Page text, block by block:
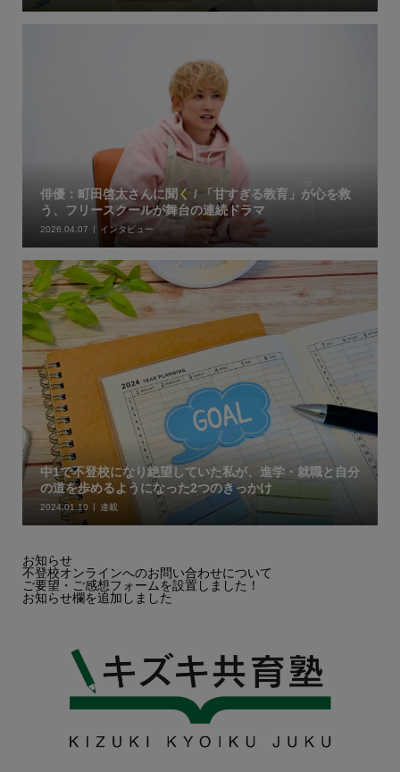
俳優：町田啓太さんに聞く / 「甘すぎる教育」が心を救
う、フリースクールが舞台の連続ドラマ
2026.04.07 インタビュー
中1で不登校になり絶望していた私が、進学・就職と自分
の道を歩めるようになった2つのきっかけ
2024.01.10 連載
お知らせ
不登校オンラインへのお問い合わせについて
ご要望・ご感想フォームを設置しました！
お知らせ欄を追加しました